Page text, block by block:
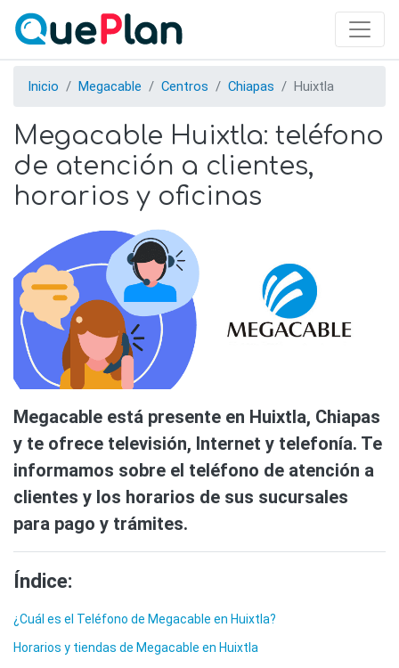
Inicio Megacable Centros Chiapas Huixtla
Megacable Huixtla: teléfono
de atención a clientes,
horarios y oficinas
Megacable está presente en Huixtla, Chiapas
y te ofrece televisión, Internet y telefonía. Te
informamos sobre el teléfono de atención a
clientes y los horarios de sus sucursales
para pago y trámites.
Índice:
¿Cuál es el Teléfono de Megacable en Huixtla?
Horarios y tiendas de Megacable en Huixtla